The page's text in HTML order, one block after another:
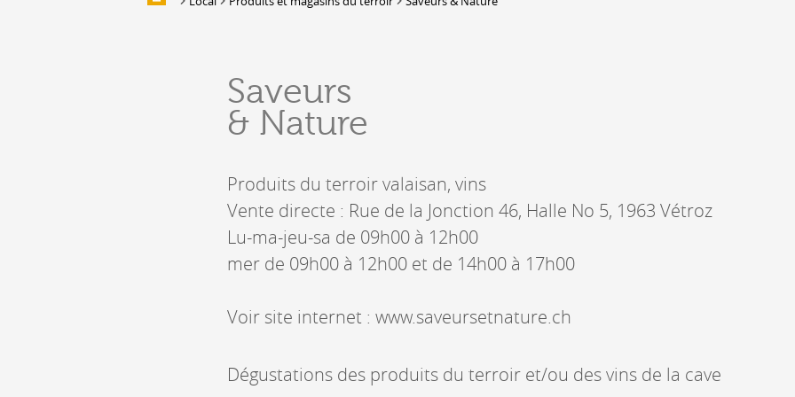
EAT & SLEEP
Accommodation
Location de salles et de couverts
Caveaux de dégustation
Mayens et alpages
Hébergement
Accès
Saveurs
& Nature
Produits du terroir valaisan, vins
Vente directe : Rue de la Jonction 46, Halle No 5, 1963 Vétroz
Lu-ma-jeu-sa de 09h00 à 12h00
mer de 09h00 à 12h00 et de 14h00 à 17h00
Voir site internet : www.saveursetnature.ch
Dégustations des produits du terroir et/ou des vins de la cave